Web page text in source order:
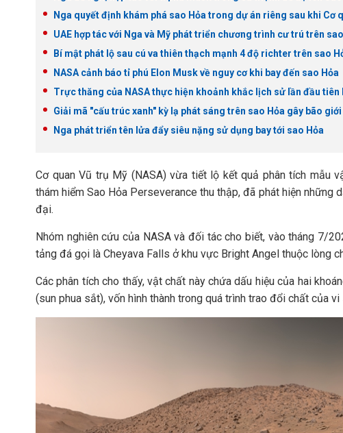
Nga quyết định khám phá sao Hỏa trong dự án riêng sau khi Cơ
UAE hợp tác với Nga và Mỹ phát triển chương trình cư trú trên
Bí mật phát lộ sau cú va thiên thạch mạnh 4 độ richter trên sao
NASA cảnh báo tỉ phú Elon Musk về nguy cơ khi bay đến sao Hỏa
Trực thăng của NASA thực hiện khoảnh khắc lịch sử lần đầu tiên
Giải mã "cấu trúc xanh" kỳ lạ phát sáng trên sao Hỏa gây bão
Nga phát triển tên lửa đẩy siêu nặng sử dụng bay tới sao Hỏa
Cơ quan Vũ trụ Mỹ (NASA) vừa tiết lộ kết quả phân tích mẫu
thám hiểm Sao Hỏa Perseverance thu thập, đã phát hiện
đại.
Nhóm nghiên cứu của NASA và đối tác cho biết, vào tháng 7/
tảng đá gọi là Cheyava Falls ở khu vực Bright Angel thuộc lòng
Các phân tích cho thấy, vật chất này chứa dấu hiệu của hai
(sun phua sắt), vốn hình thành trong quá trình trao đổi chất của